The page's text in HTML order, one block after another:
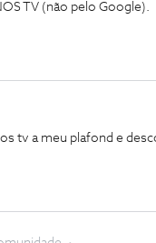
TV (não pelo Google).
tv a meu plafond e